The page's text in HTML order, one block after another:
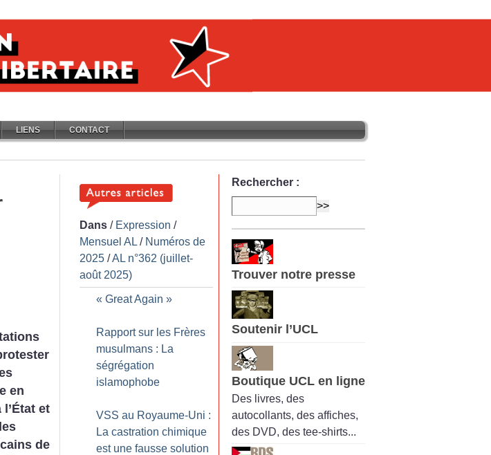
LIENS CONTACT
en
et
de
Dans / Expression /
Mensuel AL / Numéros de
2025 /AL n°362 (juillet-
août 2025)
« Great Again »
Rapport sur les Frères
musulmans : La
ségrégation
islamophobe
VSS au Royaume-Uni :
La castration chimique
est une fausse solution
Rechercher :
Trouver notre presse
Soutenir l’UCL
Boutique UCL en ligne
Des livres, des
autocollants, des affiches,
des DVD, des tee-shirts...